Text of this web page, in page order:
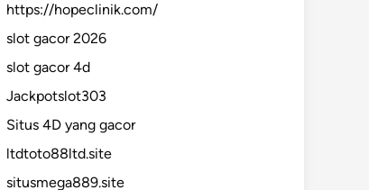
https://hopeclinik.com/
slot gacor 2026
slot gacor 4d
Jackpotslot303
Situs 4D yang gacor
ltdtoto88ltd.site
situsmega889.site